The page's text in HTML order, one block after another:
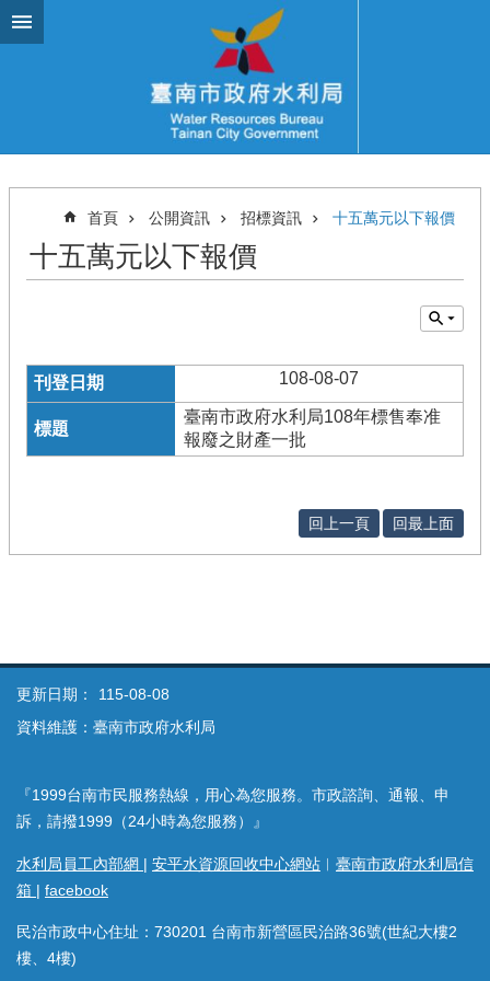
跳到主要內容區塊
首頁 公開資訊 招標資訊 十五萬元以下報價
十五萬元以下報價
108-08-07
臺南市政府水利局108年標售奉准
報廢之財產一批
回上一頁 回最上面
更新日期：
115-08-08
資料維護：臺南市政府水利局
『1999台南市民服務熱線，用心為您服務。市政諮詢、通報、申
訴，請撥1999（24小時為您服務）』
水利局員工內部網 | 安平水資源回收中心網站 ︱ 臺南市政府水利局信
箱 | facebook
民治市政中心住址：730201 台南市新營區民治路36號(世紀大樓2
樓、4樓)